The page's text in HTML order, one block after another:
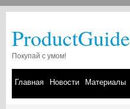
ProductGuide
Покупай с умом!
Главная Новости Материалы